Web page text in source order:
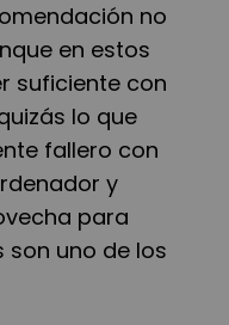
no
en estos
suficiente con
lo que
fallero con
y
para
son uno de los